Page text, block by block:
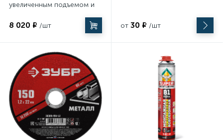
увеличенным подъемом и
Профессионал (43058-2-K)
8 020 ₽ /шт от 30 ₽ /шт